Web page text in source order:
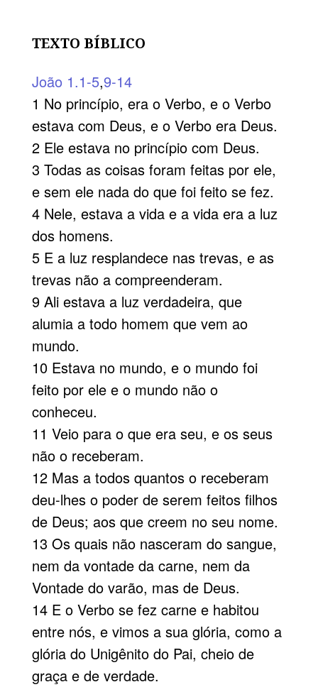
TEXTO BÍBLICO
João 1.1-5,9-14
1 No princípio, era o Verbo, e o Verbo
estava com Deus, e o Verbo era Deus.
2 Ele estava no princípio com Deus.
3 Todas as coisas foram feitas por ele,
e sem ele nada do que foi feito se fez.
4 Nele, estava a vida e a vida era a luz
dos homens.
5 E a luz resplandece nas trevas, e as
trevas não a compreenderam.
9 Ali estava a luz verdadeira, que
alumia a todo homem que vem ao
mundo.
10 Estava no mundo, e o mundo foi
feito por ele e o mundo não o
conheceu.
11 Veio para o que era seu, e os seus
não o receberam.
12 Mas a todos quantos o receberam
deu-lhes o poder de serem feitos filhos
de Deus; aos que creem no seu nome.
13 Os quais não nasceram do sangue,
nem da vontade da carne, nem da
Vontade do varão, mas de Deus.
14 E o Verbo se fez carne e habitou
entre nós, e vimos a sua glória, como a
glória do Unigênito do Pai, cheio de
graça e de verdade.